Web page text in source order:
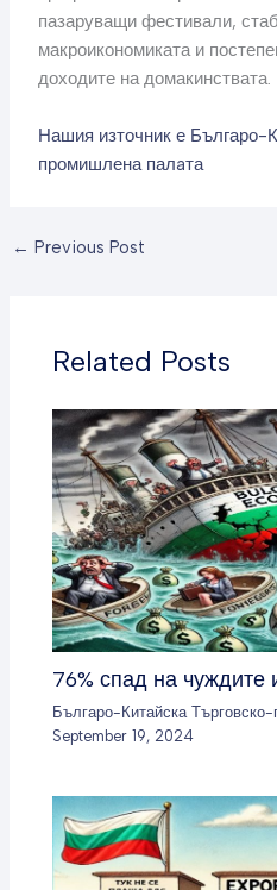
пазаруващи фестивали,
макроикономиката и
доходите на домакинствата.
Нашия източник е Българо-
промишлена палaта
← Previous Post
Related Posts
76% спад на чуждите
Българо-Китайска
September 19, 2024